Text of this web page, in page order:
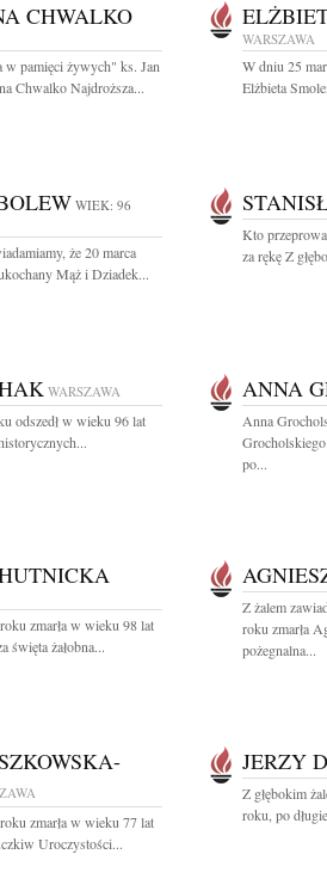
CHWALKO
pamięci żywych" ks. Jan
Chwalko Najdroższa...
WARSZAWA
W dniu 25
Elżbieta
WIEK: 96
że 20 marca
Mąż i Dziadek...
Kto
za rękę Z
WARSZAWA
odszedł w wieku 96 lat
ANNA
Anna
po...
zmarła w wieku 98 lat
święta żałobna...
Z żalem
roku zmarła
pożegnalna...
zmarła w wieku 77 lat
Uroczystości...
JERZY
Z głębokim
roku, po